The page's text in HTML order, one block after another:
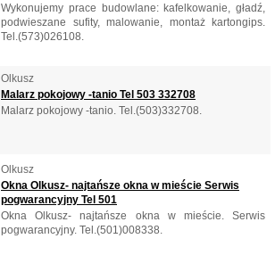
Wykonujemy prace budowlane: kafelkowanie, gładź,
podwieszane sufity, malowanie, montaż kartongips.
Tel.(573)026108.
Olkusz
Malarz pokojowy -tanio Tel 503 332708
Malarz pokojowy -tanio. Tel.(503)332708.
Olkusz
Okna Olkusz- najtańsze okna w mieście Serwis
pogwarancyjny Tel 501
Okna Olkusz- najtańsze okna w mieście. Serwis
pogwarancyjny. Tel.(501)008338.